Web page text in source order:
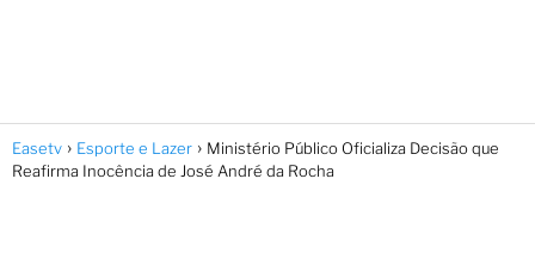
Easetv Esporte e Lazer
Ministério Público Oficializa Decisão que
Reafirma Inocência de José André da Rocha